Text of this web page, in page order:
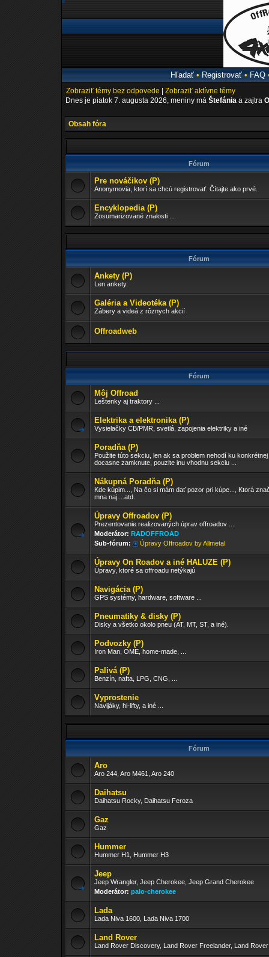
Hľadať• Registrovať• FAQ
Zobraziť témy bez odpovede
Zobraziť aktívne témy
Dnes je piatok 7. augusta 2026, meniny má Štefánia a zajtra
Obsah fóra
Fórum
Pre nováčikov (P)
Anonymovia, ktorí sa chcú registrovať. Čítajte ako prvé.
Encyklopedia (P)
Zosumarizované znalosti ...
Fórum
Ankety (P)
Len ankety.
Galéria a Videotéka (P)
Zábery a videá z rôznych akcií
Offroadweb
Fórum
Môj Offroad
Leštenky aj traktory ...
Elektrika a elektronika (P)
Vysielačky CB/PMR, svetlá, zapojenia elektriky a iné
Poradňa (P)
Použite túto sekciu, len ak sa problem nehodí ku
docasne zamknute, pouzite inu vhodnu sekciu ...
Nákupná Poradňa (P)
Kde kúpim..., Na čo si mám dať pozor pri kúpe..., Ktorá
mna naj....atd.
Úpravy Offroadov (P)
Prezentovanie realizovaných úprav offroadov ...
Moderátor: RADOFFROAD
Sub-fórum:
Úpravy Offroadov by Allmetal
Úpravy On Roadov a iné HALUZE (P)
Úpravy, ktoré sa offroadu netýkajú
Navigácia (P)
GPS systémy, hardware, software ...
Pneumatiky & disky (P)
Disky a všetko okolo pneu (AT, MT, ST, a iné).
Podvozky (P)
Iron Man, OME, home-made, ...
Palivá (P)
Benzín, nafta, LPG, CNG, ...
Vyprostenie
Navijáky, hi-lifty, a iné ...
Fórum
Aro
Aro 244, Aro M461, Aro 240
Daihatsu
Daihatsu Rocky, Daihatsu Feroza
Gaz
Gaz
Hummer
Hummer H1, Hummer H3
Jeep
Jeep Wrangler, Jeep Cherokee, Jeep Grand Cherokee
Moderátor: palo-cherokee
Lada
Lada Niva 1600, Lada Niva 1700
Land Rover
Land Rover Discovery, Land Rover Freelander, Land